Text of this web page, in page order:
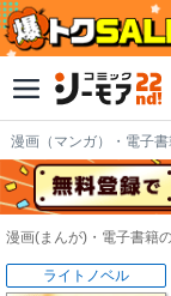
漫画（マンガ）・電子
漫画(まんが)・電子書籍
ライトノベル